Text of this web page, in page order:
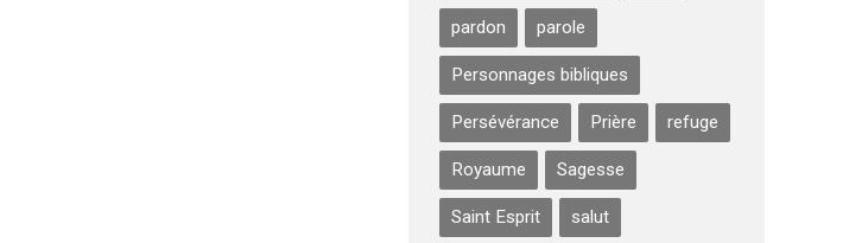
pardon parole
Personnages bibliques
Persévérance Prière refuge
Royaume Sagesse
Saint Esprit salut